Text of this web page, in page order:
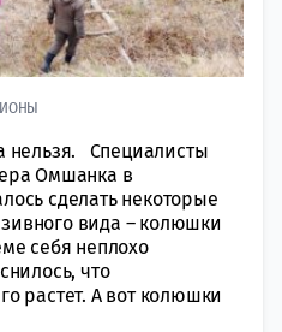
нельзя. Специалисты
Омшанка в
сделать некоторые
вида – колюшки
себя неплохо
что
растет. А вот колюшки